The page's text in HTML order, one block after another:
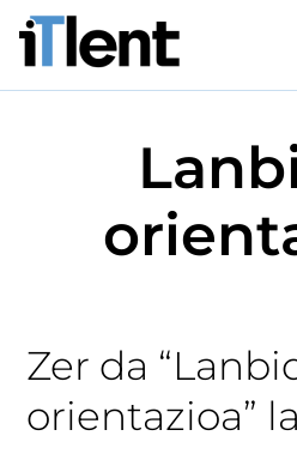
Zer da
orientazioa”